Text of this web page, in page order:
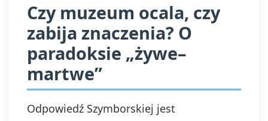
Czy muzeum ocala, czy
zabija znaczenia? O
paradoksie „żywe–
martwe”
Odpowiedź Szymborskiej jest